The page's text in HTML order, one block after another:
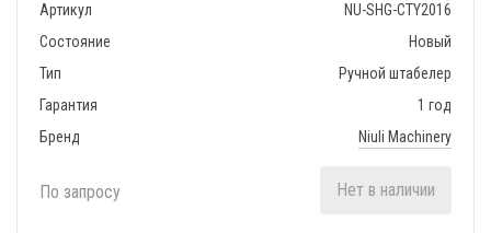
Артикул
NU-SHG-CTY2016
Состояние
Новый
Тип
Ручной штабелер
Гарантия
1 год
Бренд
Niuli Machinery
По запросу Нет в наличии